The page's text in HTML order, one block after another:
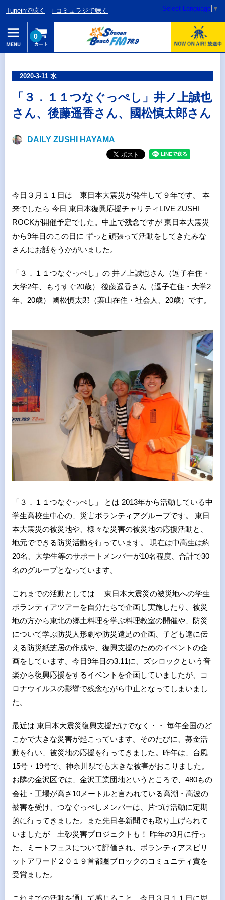
Tuneinで聴く i-コミュラジで聴く Select Language ▼
0
2020-3-11 水
「３．１１つなぐっぺし」井ノ上誠也
さん、後藤遥香さん、國松慎太郎さん
DAILY ZUSHI HAYAMA
今日３月１１日は 東日本大震災が発生して９年です。 本
来でしたら 今日 東日本復興応援チャリティLIVE ZUSHI
ROCKが開催予定でした。中止で残念ですが 東日本大震災
から9年目のこの日に ずっと頑張って活動をしてきたみな
さんにお話をうかがいました。
「３．１１つなぐっぺし」の 井ノ上誠也さん（逗子在住・
大学2年、もうすぐ20歳） 後藤遥香さん（逗子在住・大学2
年、20歳） 國松慎太郎（葉山在住・社会人、20歳）です。
「３．１１つなぐっぺし」 とは 2013年から活動している中
学生高校生中心の、災害ボランティアグループです。 東日
本大震災の被災地や、様々な災害の被災地の応援活動と、
地元でできる防災活動を行っています。 現在は中高生は約
20名、大学生等のサポートメンバーが10名程度、合計で30
名のグループとなっています。
これまでの活動としては 東日本大震災の被災地への学生
ボランティアツアーを自分たちで企画し実施したり、被災
地の方から東北の郷土料理を学ぶ料理教室の開催や、防災
について学ぶ防災人形劇や防災遠足の企画、子ども達に伝
える防災紙芝居の作成や、復興支援のためのイベントの企
画をしています。今日9年目の3.11に、ズシロックという音
楽から復興応援をするイベントを企画していましたが、コ
ロナウイルスの影響で残念ながら中止となってしまいまし
た。
最近は 東日本大震災復興支援だけでなく・・ 毎年全国のど
こかで大きな災害が起こっています。そのたびに、募金活
動を行い、被災地の応援を行ってきました。昨年は、台風
15号・19号で、神奈川県でも大きな被害がおこりました。
お隣の金沢区では、金沢工業団地というところで、480もの
会社・工場が高さ10メートルと言われている高潮・高波の
被害を受け、つなぐっぺしメンバーは、片づけ活動に定期
的に行ってきました。また先日各新聞でも取り上げられて
いましたが 土砂災害プロジェクトも！ 昨年の3月に行っ
た、ミートフェスについて評価され、ボランティアスピリ
ットアワード２０１９首都圏ブロックのコミュニティ賞を
受賞ました。
これまでの活動を通して感じること、今日３月１１日に思